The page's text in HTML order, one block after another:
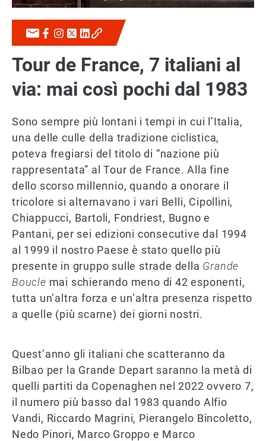
Tour de France, 7 italiani al
via: mai così pochi dal 1983
Sono sempre più lontani i tempi in cui l’Italia,
una delle culle della tradizione ciclistica,
poteva fregiarsi del titolo di “nazione più
rappresentata” al Tour de France. Alla fine
dello scorso millennio, quando a onorare il
tricolore si alternavano i vari Belli, Cipollini,
Chiappucci, Bartoli, Fondriest, Bugno e
Pantani, per sei edizioni consecutive dal 1994
al 1999 il nostro Paese è stato quello più
presente in gruppo sulle strade della Grande
Boucle mai schierando meno di 42 esponenti,
tutta un’altra forza e un’altra presenza rispetto
a quelle (più scarne) dei giorni nostri.
Quest’anno gli italiani che scatteranno da
Bilbao per la Grande Depart saranno la metà di
quelli partiti da Copenaghen nel 2022 ovvero 7,
il numero più basso dal 1983 quando Alfio
Vandi, Riccardo Magrini, Pierangelo Bincoletto,
Nedo Pinori, Marco Groppo e Marco